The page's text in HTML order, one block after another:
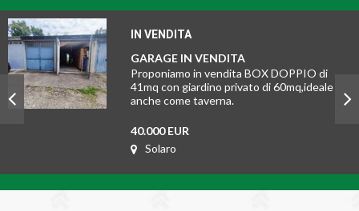
IN VENDITA
GARAGE IN VENDITA
Proponiamo in vendita BOX DOPPIO di
41mq con giardino privato di 60mq,ideale
anche come taverna.
40.000 EUR
Solaro